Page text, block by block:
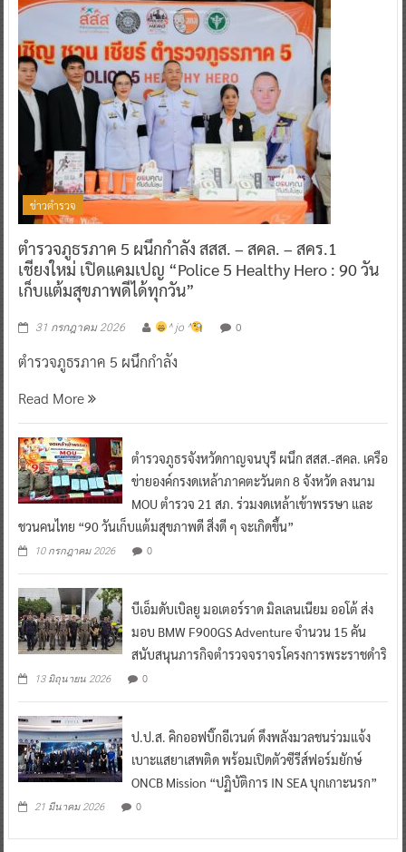
ข่าวตำรวจ
ตำรวจภูธรภาค 5 ผนึกกำลัง สสส. – สคล. – สคร.1
เชียงใหม่ เปิดแคมเปญ “Police 5 Healthy Hero : 90 วัน
เก็บแต้มสุขภาพดีได้ทุกวัน”
31 กรกฎาคม 2026 ^ jo ^ 0
ตำรวจภูธรภาค 5 ผนึกกำลัง
Read More
ตำรวจภูธรจังหวัดกาญจนบุรี ผนึก สสส.-สคล. เครือ
ข่ายองค์กรงดเหล้าภาคตะวันตก 8 จังหวัด ลงนาม
MOU ตำรวจ 21 สภ. ร่วมงดเหล้าเข้าพรรษา และ
ชวนคนไทย “90 วันเก็บแต้มสุขภาพดี สิ่งดี ๆ จะเกิดขึ้น”
10 กรกฎาคม 2026 0
บีเอ็มดับเบิลยู มอเตอร์ราด มิลเลนเนียม ออโต้ ส่ง
มอบ BMW F900GS Adventure จำนวน 15 คัน
สนับสนุนภารกิจตำรวจจราจรโครงการพระราชดำริ
13 มิถุนายน 2026 0
ป.ป.ส. คิกออฟบิ๊กอีเวนต์ ดึงพลังมวลชนร่วมแจ้ง
เบาะแสยาเสพติด พร้อมเปิดตัวซีรีส์ฟอร์มยักษ์
ONCB Mission “ปฏิบัติการ IN SEA บุกเกาะนรก”
21 มีนาคม 2026 0